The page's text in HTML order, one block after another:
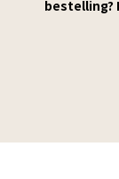
bestelling?